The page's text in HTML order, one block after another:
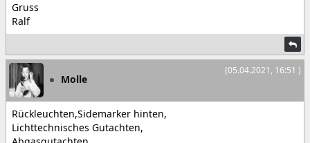
Gruss
Ralf
(05.04.2021, 16:51 )
Molle
Rückleuchten,Sidemarker hinten,
Lichttechnisches Gutachten,